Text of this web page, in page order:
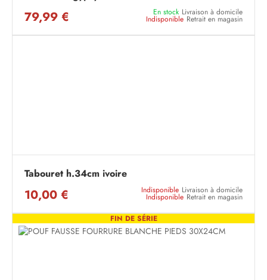
79,99 € En stock Livraison à domicile
Indisponible Retrait en magasin
Tabouret h.34cm ivoire
10,00 € Indisponible Livraison à domicile
Indisponible Retrait en magasin
FIN DE SÉRIE